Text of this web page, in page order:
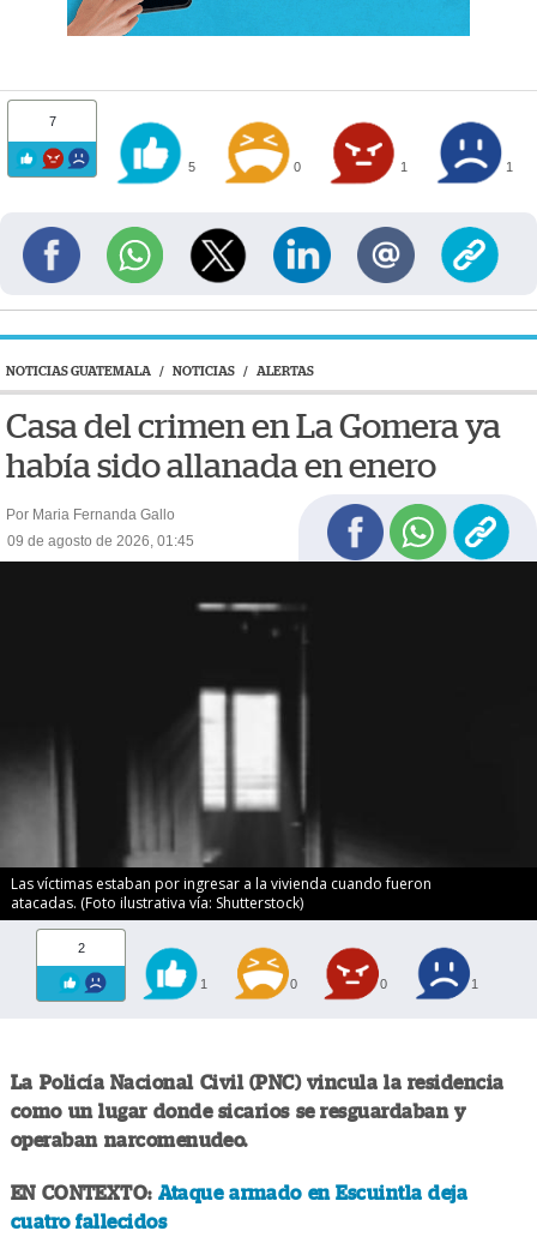
7
5 0 1 1
NOTICIAS GUATEMALA / NOTICIAS / ALERTAS
Casa del crimen en La Gomera ya
había sido allanada en enero
Por Maria Fernanda Gallo
09 de agosto de 2026, 01:45
Las víctimas estaban por ingresar a la vivienda cuando fueron
atacadas. (Foto ilustrativa vía: Shutterstock)
2
1 0 0 1
La Policía Nacional Civil (PNC) vincula la residencia
como un lugar donde sicarios se resguardaban y
operaban narcomenudeo.
EN CONTEXTO: Ataque armado en Escuintla deja
cuatro fallecidos